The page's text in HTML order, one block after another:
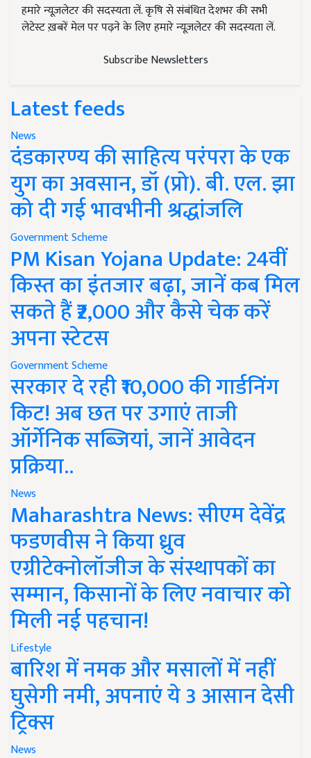
हमारे न्यूज़लेटर की सदस्यता लें. कृषि से संबंधित देशभर की सभी
लेटेस्ट ख़बरें मेल पर पढ़ने के लिए हमारे न्यूज़लेटर की सदस्यता लें.
Subscribe Newsletters
Latest feeds
News
दंडकारण्य की साहित्य परंपरा के एक
युग का अवसान, डॉ (प्रो). बी. एल. झा
को दी गई भावभीनी श्रद्धांजलि
Government Scheme
PM Kisan Yojana Update: 24वीं
किस्त का इंतजार बढ़ा, जानें कब मिल
सकते हैं ₹2,000 और कैसे चेक करें
अपना स्टेटस
Government Scheme
सरकार दे रही ₹10,000 की गार्डनिंग
किट! अब छत पर उगाएं ताजी
ऑर्गेनिक सब्जियां, जानें आवेदन
प्रक्रिया..
News
Maharashtra News: सीएम देवेंद्र
फडणवीस ने किया ध्रुव
एग्रीटेक्नोलॉजीज के संस्थापकों का
सम्मान, किसानों के लिए नवाचार को
मिली नई पहचान!
Lifestyle
बारिश में नमक और मसालों में नहीं
घुसेगी नमी, अपनाएं ये 3 आसान देसी
ट्रिक्स
News